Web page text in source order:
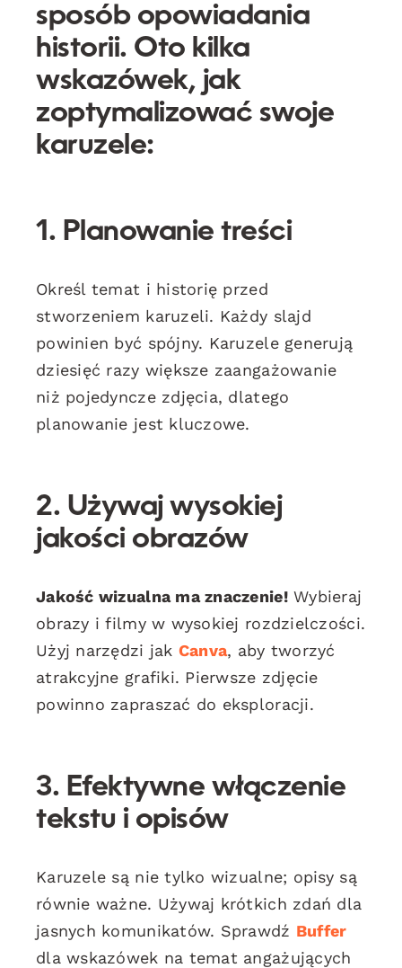
sposób opowiadania
historii. Oto kilka
wskazówek, jak
zoptymalizować swoje
karuzele:
1. Planowanie treści
Określ temat i historię przed
stworzeniem karuzeli. Każdy slajd
powinien być spójny. Karuzele generują
dziesięć razy większe zaangażowanie
niż pojedyncze zdjęcia, dlatego
planowanie jest kluczowe.
2. Używaj wysokiej
jakości obrazów
Jakość wizualna ma znaczenie!Wybieraj
obrazy i filmy w wysokiej rozdzielczości.
Użyj narzędzi jak Canva, aby tworzyć
atrakcyjne grafiki. Pierwsze zdjęcie
powinno zapraszać do eksploracji.
3. Efektywne włączenie
tekstu i opisów
Karuzele są nie tylko wizualne; opisy są
równie ważne. Używaj krótkich zdań dla
jasnych komunikatów. Sprawdź Buffer
dla wskazówek na temat angażujących